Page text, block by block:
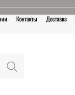
Контакты Доставка